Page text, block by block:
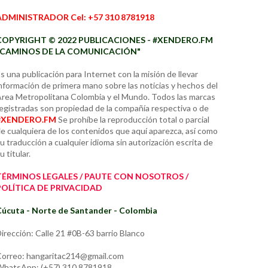
Cel: +57 310 8781918
© 2022 PUBLICACIONES - #XENDERO.FM
DE LA COMUNICACIÓN"
una publicación para Internet con la misión de llevar
de primera mano sobre las noticias y hechos del
Metropolitana Colombia y el Mundo. Todos las marcas
son propiedad de la compañía respectiva o de
Se prohíbe la reproducción total o parcial
cualquiera de los contenidos que aquí aparezca, así como
traducción a cualquier idioma sin autorización escrita de
titular.
LEGALES / PAUTE CON NOSOTROS /
DE PRIVACIDAD
- Norte de Santander - Colombia
Calle 21 #0B-63 barrio Blanco
hangaritac214@gmail.com